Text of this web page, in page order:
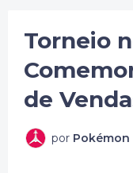
Torneio
de
por Pokémon